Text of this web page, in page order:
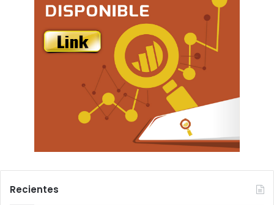
Recientes